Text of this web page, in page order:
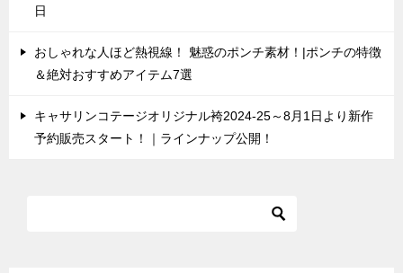
日
おしゃれな人ほど熱視線！ 魅惑のポンチ素材！|ポンチの特徴
＆絶対おすすめアイテム7選
キャサリンコテージオリジナル袴2024-25～8月1日より新作
予約販売スタート！｜ラインナップ公開！